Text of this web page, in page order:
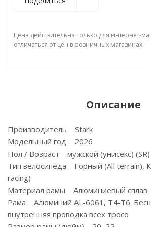
Цена действительна только для интернет-
отличаться от цен в розничных магазинах
Описание
Производитель Stark
Модельный год 2026
Пол / Возраст мужской (унисекс) (SR)
Тип велосипеда Горный (All terrain),
racing)
Материал рамы Алюминиевый сплав
Рама Алюминий AL-6061, T4-T6.
внутренняя проводка всех тросо